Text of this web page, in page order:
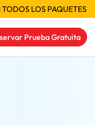
LOS PAQUETES
Prueba Gratuita